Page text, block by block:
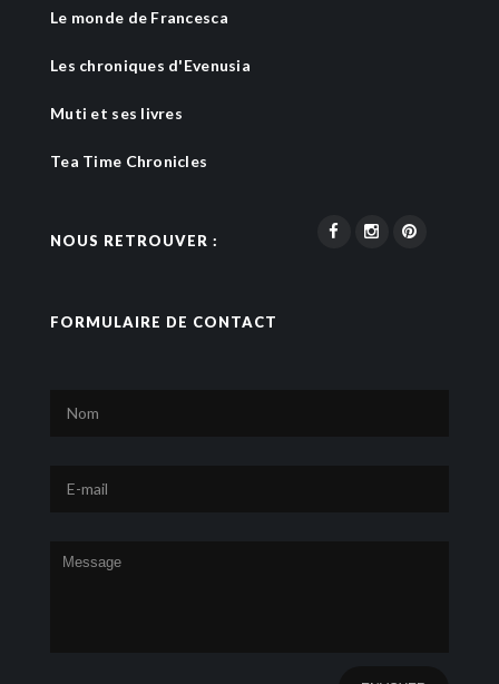
Le monde de Francesca
Les chroniques d'Evenusia
Muti et ses livres
Tea Time Chronicles
NOUS RETROUVER :
FORMULAIRE DE CONTACT